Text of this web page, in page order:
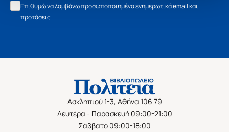
Επιθυμώ να λαμβάνω προσωποποιημένα ενημερωτικά email και
προτάσεις
Ασκληπιού 1-3, Αθήνα 106 79
Δευτέρα - Παρασκευή 09:00-21:00
Σάββατο 09:00-18:00